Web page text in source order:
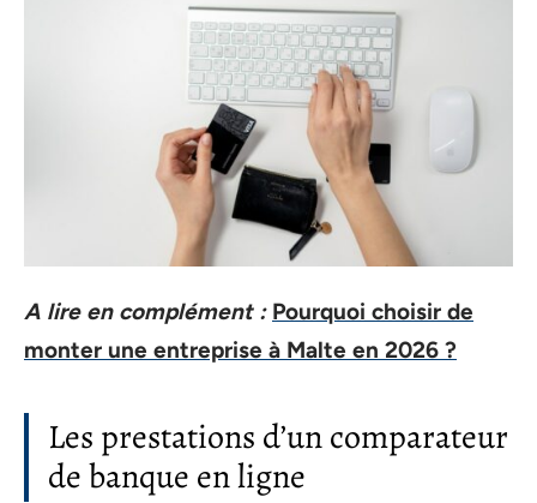
A lire en complément : Pourquoi choisir de
monter une entreprise à Malte en 2026 ?
Les prestations d’un comparateur
de banque en ligne